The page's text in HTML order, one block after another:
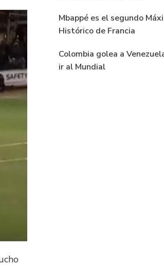
Mbappé es el segundo
Histórico de Francia
Colombia golea a
ir al Mundial